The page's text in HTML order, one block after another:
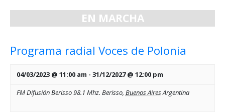
de
Eventos
EN MARCHA
Programa radial Voces de Polonia
04/03/2023 @ 11:00 am - 31/12/2027 @ 12:00 pm
FM Difusión Berisso 98.1 Mhz. Berisso, Buenos AiresArgentina